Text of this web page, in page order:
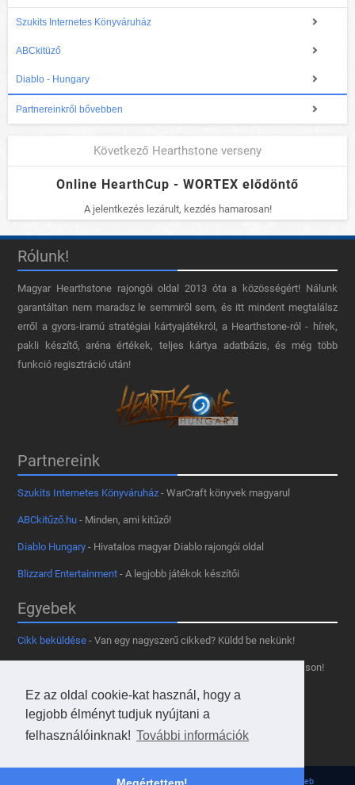
Ez az oldal cookie-kat használ, hogy a
legjobb élményt tudjuk nyújtani a
felhasználóinknak! További információk
Szukits Internetes Könyváruház
ABCkitüző
Diablo - Hungary
Partnereinkről bővebben
Következő Hearthstone verseny
Online HearthCup - WORTEX elődöntő
A jelentkezés lezárult, kezdés hamarosan!
Rólunk!
Magyar Hearthstone​ rajongói oldal 2013 óta a közösségért! Nálunk
garantáltan nem maradsz le semmiről sem, és itt mindent megtalálsz
erről a gyors-iramú stratégiai kártyajátékról, a Hearthstone-ról - hírek,
pakli készítő, aréna értékek, teljes kártya adatbázis, és még több
funkció regisztráció után!
Partnereink
Szukits Internetes Könyváruház - WarCraft könyvek magyarul
ABCkitűző.hu - Minden, ami kitűző!
Diablo Hungary - Hivatalos magyar Diablo rajongói oldal
Blizzard Entertainment - A legjobb játékok készítői
Egyebek
Cikk beküldése - Van egy nagyszerű cikked? Küldd be nekünk!
- Tetszik az oldal? Segíts, hogy fennmaradhasson!
Kapcsolat, médiaajánlat- Lépj velünk kapcsolatba!
Használd a tooltipünket- A saját oldaladon is!
© 2013 - 2026 Hearthstone Hungary v31.3.0. - Borovi Bence | Powered by JsWeb